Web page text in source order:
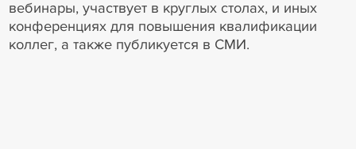
вебинары, участвует в круглых столах, и иных
конференциях для повышения квалификации
коллег, а также публикуется в СМИ.